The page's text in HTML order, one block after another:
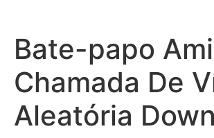
Bate-papo
Chamada De
Aleatória